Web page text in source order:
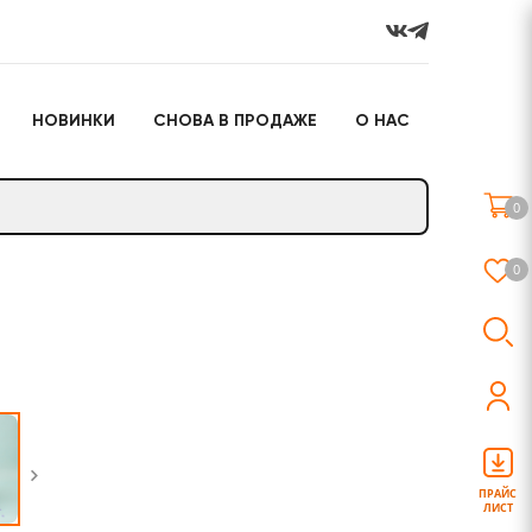
НОВИНКИ СНОВА В ПРОДАЖЕ О НАС
Настольные игры
Подарочные наборы
Слайм
0
0
ПРАЙС
ЛИСТ